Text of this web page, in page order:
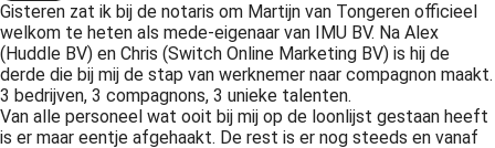
Gisteren zat ik bij de notaris om Martijn van Tongeren officieel
welkom te heten als mede-eigenaar van IMU BV. Na Alex
(Huddle BV) en Chris (Switch Online Marketing BV) is hij de
derde die bij mij de stap van werknemer naar compagnon maakt.
3 bedrijven, 3 compagnons, 3 unieke talenten.
Van alle personeel wat ooit bij mij op de loonlijst gestaan heeft
is er maar eentje afgehaakt. De rest is er nog steeds en vanaf